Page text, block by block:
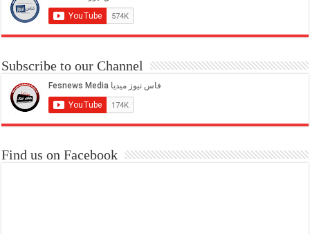
Subscribe to our Channel
Find us on Facebook